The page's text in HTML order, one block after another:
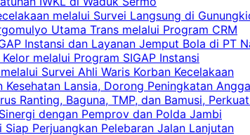
melalui Survei Langsung di
Utama Trans melalui Program CRM
Instansi dan Layanan Jemput Bola di PT
melalui Program SIGAP Instansi
Survei Ahli Waris Korban Kecelakaan
Lansia, Dorong Peningkatan
Ranting, Baguna, TMP, dan Bamusi,
dengan Pemprov dan Polda Jambi
Perjuangkan Pelebaran Jalan Lanjutan